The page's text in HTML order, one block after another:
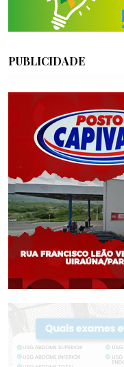
PUBLICIDADE